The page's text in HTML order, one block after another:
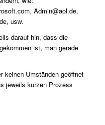
Admin@aol.de,
usw.
darauf hin, dass die
ist, man gerade
keinen Umständen geöffnet
jeweils kurzen Prozess